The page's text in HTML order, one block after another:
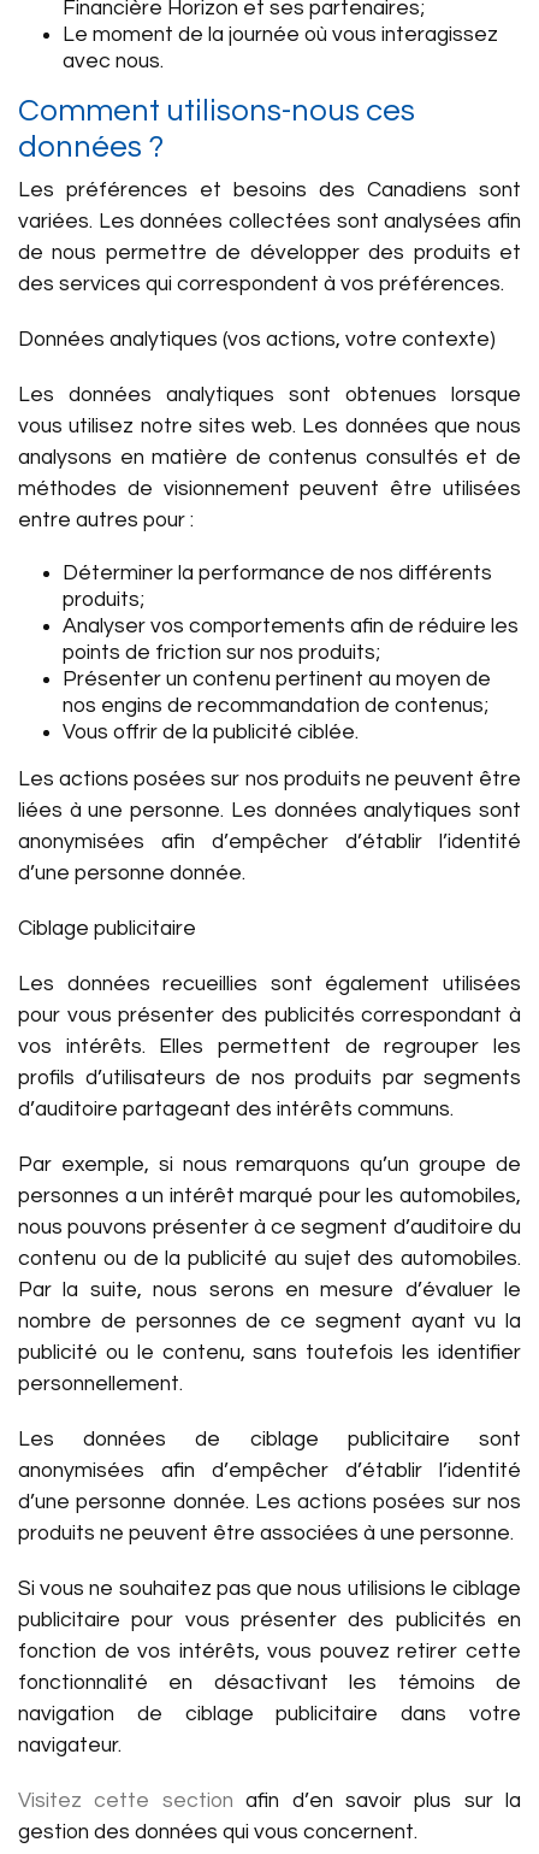
Financière Horizon et ses partenaires;
Le moment de la journée où vous interagissez
avec nous.
Comment utilisons-nous ces
données ?
Les préférences et besoins des Canadiens sont
variées. Les données collectées sont analysées afin
de nous permettre de développer des produits et
des services qui correspondent à vos préférences.
Données analytiques (vos actions, votre contexte)
Les données analytiques sont obtenues lorsque
vous utilisez notre sites web. Les données que nous
analysons en matière de contenus consultés et de
méthodes de visionnement peuvent être utilisées
entre autres pour :
Déterminer la performance de nos différents
produits;
Analyser vos comportements afin de réduire les
points de friction sur nos produits;
Présenter un contenu pertinent au moyen de
nos engins de recommandation de contenus;
Vous offrir de la publicité ciblée.
Les actions posées sur nos produits ne peuvent être
liées à une personne. Les données analytiques sont
anonymisées afin d’empêcher d’établir l’identité
d’une personne donnée.
Ciblage publicitaire
Les données recueillies sont également utilisées
pour vous présenter des publicités correspondant à
vos intérêts. Elles permettent de regrouper les
profils d’utilisateurs de nos produits par segments
d’auditoire partageant des intérêts communs.
Par exemple, si nous remarquons qu’un groupe de
personnes a un intérêt marqué pour les automobiles,
nous pouvons présenter à ce segment d’auditoire du
contenu ou de la publicité au sujet des automobiles.
Par la suite, nous serons en mesure d’évaluer le
nombre de personnes de ce segment ayant vu la
publicité ou le contenu, sans toutefois les identifier
personnellement.
Les données de ciblage publicitaire sont
anonymisées afin d’empêcher d’établir l’identité
d’une personne donnée. Les actions posées sur nos
produits ne peuvent être associées à une personne.
Si vous ne souhaitez pas que nous utilisions le ciblage
publicitaire pour vous présenter des publicités en
fonction de vos intérêts, vous pouvez retirer cette
fonctionnalité en désactivant les témoins de
navigation de ciblage publicitaire dans votre
navigateur.
Visitez cette section afin d’en savoir plus sur la
gestion des données qui vous concernent.